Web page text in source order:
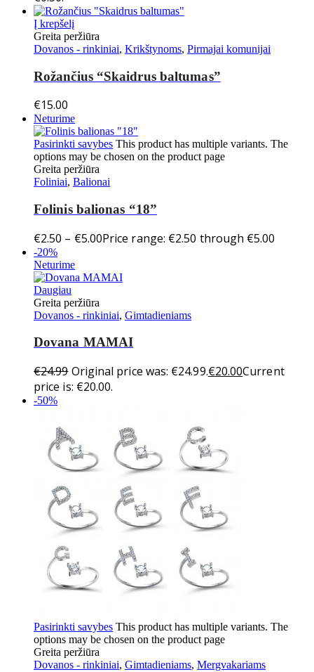
Į krepšelį
Greita peržiūra
Dovanos - rinkiniai, Krikštynoms, Pirmajai komunijai
Rožančius “Skaidrus baltumas”
€15.00
Neturime
Pasirinkti savybes This product has multiple variants. The
options may be chosen on the product page
Greita peržiūra
Foliniai, Balionai
Folinis balionas “18”
€2.50 – €5.00Price range: €2.50 through €5.00
-20%
Neturime
Daugiau
Greita peržiūra
Dovanos - rinkiniai, Gimtadieniams
Dovana MAMAI
€24.99 Original price was: €24.99.€20.00Current
price is: €20.00.
-50%
Pasirinkti savybes This product has multiple variants. The
options may be chosen on the product page
Greita peržiūra
Dovanos - rinkiniai, Gimtadieniams, Mergvakariams